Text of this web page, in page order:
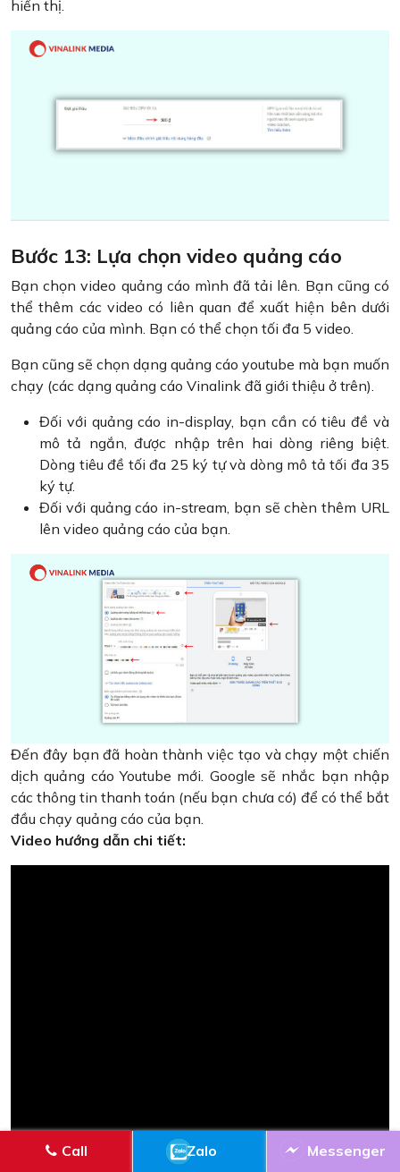
hiển thị.
Bước 13: Lựa chọn video quảng cáo
Bạn chọn video quảng cáo mình đã tải lên. Bạn cũng có
thể thêm các video có liên quan để xuất hiện bên dưới
quảng cáo của mình. Bạn có thể chọn tối đa 5 video.
Bạn cũng sẽ chọn dạng quảng cáo youtube mà bạn muốn
chạy (các dạng quảng cáo Vinalink đã giới thiệu ở trên).
Đối với quảng cáo in-display, bạn cần có tiêu đề và
mô tả ngắn, được nhập trên hai dòng riêng biệt.
Dòng tiêu đề tối đa 25 ký tự và dòng mô tả tối đa 35
ký tự.
Đối với quảng cáo in-stream, bạn sẽ chèn thêm URL
lên video quảng cáo của bạn.
Đến đây bạn đã hoàn thành việc tạo và chạy một chiến
dịch quảng cáo Youtube mới. Google sẽ nhắc bạn nhập
các thông tin thanh toán (nếu bạn chưa có) để có thể bắt
đầu chạy quảng cáo của bạn.
Video hướng dẫn chi tiết:
Call Zalo Messenger